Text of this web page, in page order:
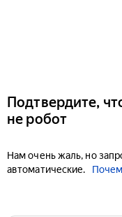
Подтвердите,
не робот
Нам очень жаль, но
автоматические.